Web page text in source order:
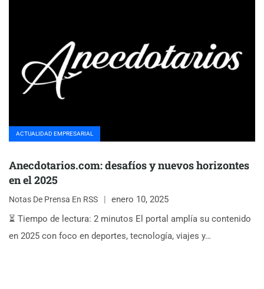
ACTUALIDAD EMPRESARIAL
Anecdotarios.com: desafíos y nuevos horizontes
en el 2025
Notas De Prensa En RSS
enero 10, 2025
⏳ Tiempo de lectura: 2 minutos El portal amplía su contenido
en 2025 con foco en deportes, tecnología, viajes y…